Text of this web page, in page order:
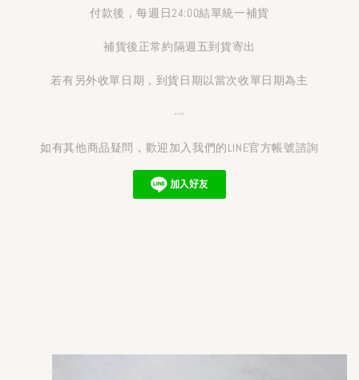
付款後，每週日24:00結單統一補貨
補貨後正常約隔週五到貨寄出
若有另外收單日期，到貨日期以當次收單日期為主
---
如有其他商品疑問，歡迎加入我們的LINE官方帳號諮詢